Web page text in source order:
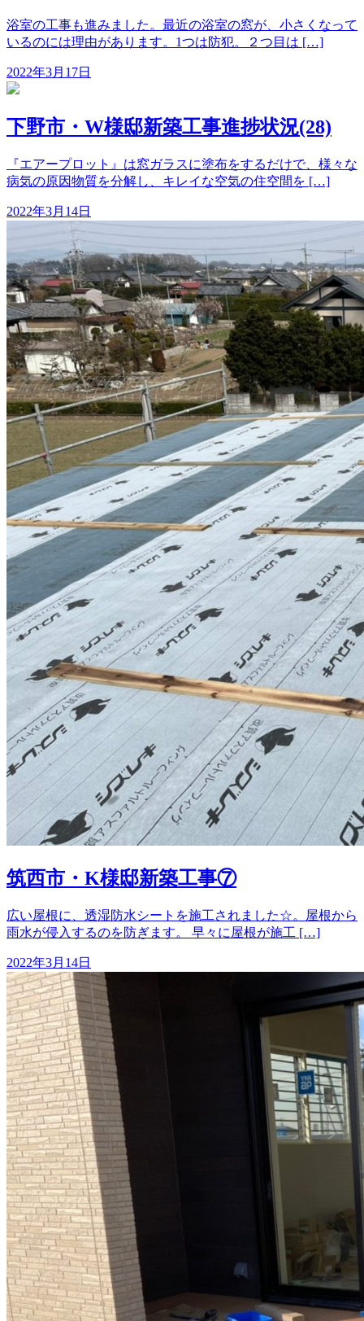
浴室の工事も進みました。最近の浴室の窓が、小さくなって
いるのには理由があります。1つは防犯。２つ目は […]
2022年3月17日
下野市・W様邸新築工事進捗状況(28)
『エアープロット』は窓ガラスに塗布をするだけで、様々な
病気の原因物質を分解し、キレイな空気の住空間を […]
2022年3月14日
筑西市・K様邸新築工事⑦
広い屋根に、透湿防水シートを施工されました☆。屋根から
雨水が侵入するのを防ぎます。 早々に屋根が施工 […]
2022年3月14日